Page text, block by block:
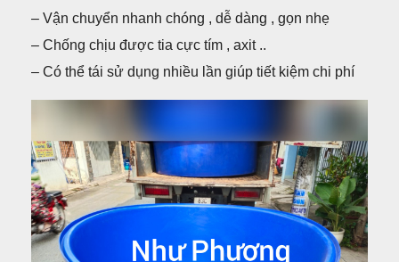
– Vận chuyển nhanh chóng , dễ dàng , gọn nhẹ
– Chống chịu được tia cực tím , axit ..
– Có thể tái sử dụng nhiều lần giúp tiết kiệm chi phí